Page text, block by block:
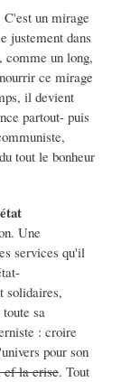
C'est un mirage
justement dans
comme un long,
ce mirage
il devient
partout- puis
tout le bonheur
Une
services qu'il
solidaires,
sa
: croire
pour son
cf la crise. Tout